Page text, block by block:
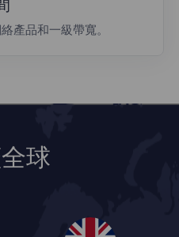
產品和一級帶寬。
球